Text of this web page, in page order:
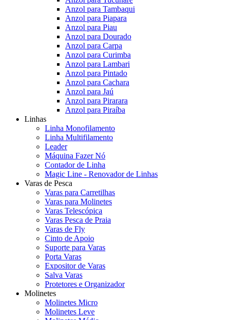
Anzol para Tambaqui
Anzol para Piapara
Anzol para Piau
Anzol para Dourado
Anzol para Carpa
Anzol para Curimba
Anzol para Lambari
Anzol para Pintado
Anzol para Cachara
Anzol para Jaú
Anzol para Pirarara
Anzol para Piraíba
Linhas
Linha Monofilamento
Linha Multifilamento
Leader
Máquina Fazer Nó
Contador de Linha
Magic Line - Renovador de Linhas
Varas de Pesca
Varas para Carretilhas
Varas para Molinetes
Varas Telescópica
Varas Pesca de Praia
Varas de Fly
Cinto de Apoio
Suporte para Varas
Porta Varas
Expositor de Varas
Salva Varas
Protetores e Organizador
Molinetes
Molinetes Micro
Molinetes Leve